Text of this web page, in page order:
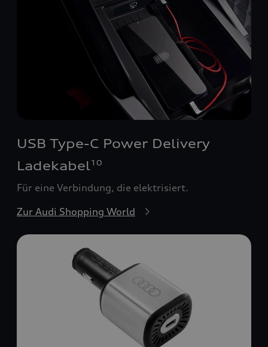
USB Type-C Power Delivery
Ladekabel10
Für eine Verbindung, die elektrisiert.
Zur Audi Shopping World